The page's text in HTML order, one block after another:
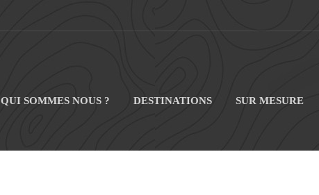
QUI SOMMES NOUS ? DESTINATIONS SUR MESURE